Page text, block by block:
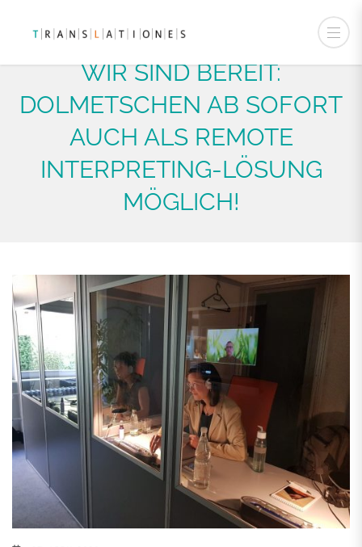
WIR SIND BEREIT:
DOLMETSCHEN AB SOFORT
AUCH ALS REMOTE
INTERPRETING-LÖSUNG
MÖGLICH!